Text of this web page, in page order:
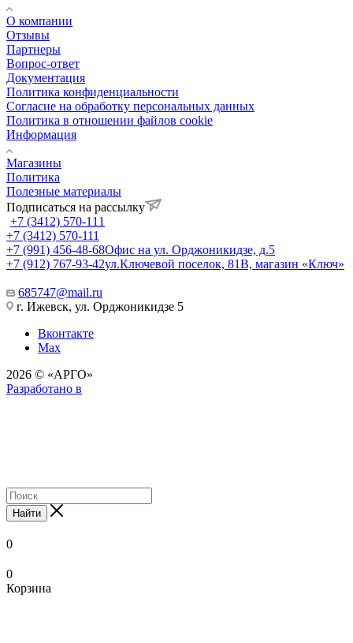
О компании
Отзывы
Партнеры
Вопрос-ответ
Документация
Политика конфиденциальности
Согласие на обработку персональных данных
Политика в отношении файлов cookie
Информация
Магазины
Политика
Полезные материалы
Подписаться на рассылку
+7 (3412) 570-111
+7 (3412) 570-111
+7 (991) 456-48-68Офис на ул. Орджоникидзе, д.5
+7 (912) 767-93-42ул.Ключевой поселок, 81В, магазин «Ключ»
685747@mail.ru
г. Ижевск, ул. Орджоникидзе 5
Вконтакте
Max
2026 © «АРГО»
Разработано в
Найти
0
0
Корзина